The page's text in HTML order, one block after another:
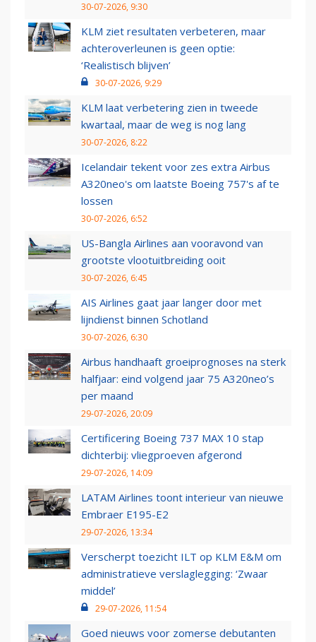
30-07-2026, 9:30
KLM ziet resultaten verbeteren, maar
achteroverleunen is geen optie:
‘Realistisch blijven’
30-07-2026, 9:29
KLM laat verbetering zien in tweede
kwartaal, maar de weg is nog lang
30-07-2026, 8:22
Icelandair tekent voor zes extra Airbus
A320neo's om laatste Boeing 757's af te
lossen
30-07-2026, 6:52
US-Bangla Airlines aan vooravond van
grootste vlootuitbreiding ooit
30-07-2026, 6:45
AIS Airlines gaat jaar langer door met
lijndienst binnen Schotland
30-07-2026, 6:30
Airbus handhaaft groeiprognoses na sterk
halfjaar: eind volgend jaar 75 A320neo’s
per maand
29-07-2026, 20:09
Certificering Boeing 737 MAX 10 stap
dichterbij: vliegproeven afgerond
29-07-2026, 14:09
LATAM Airlines toont interieur van nieuwe
Embraer E195-E2
29-07-2026, 13:34
Verscherpt toezicht ILT op KLM E&M om
administratieve verslaglegging: ‘Zwaar
middel’
29-07-2026, 11:54
Goed nieuws voor zomerse debutanten